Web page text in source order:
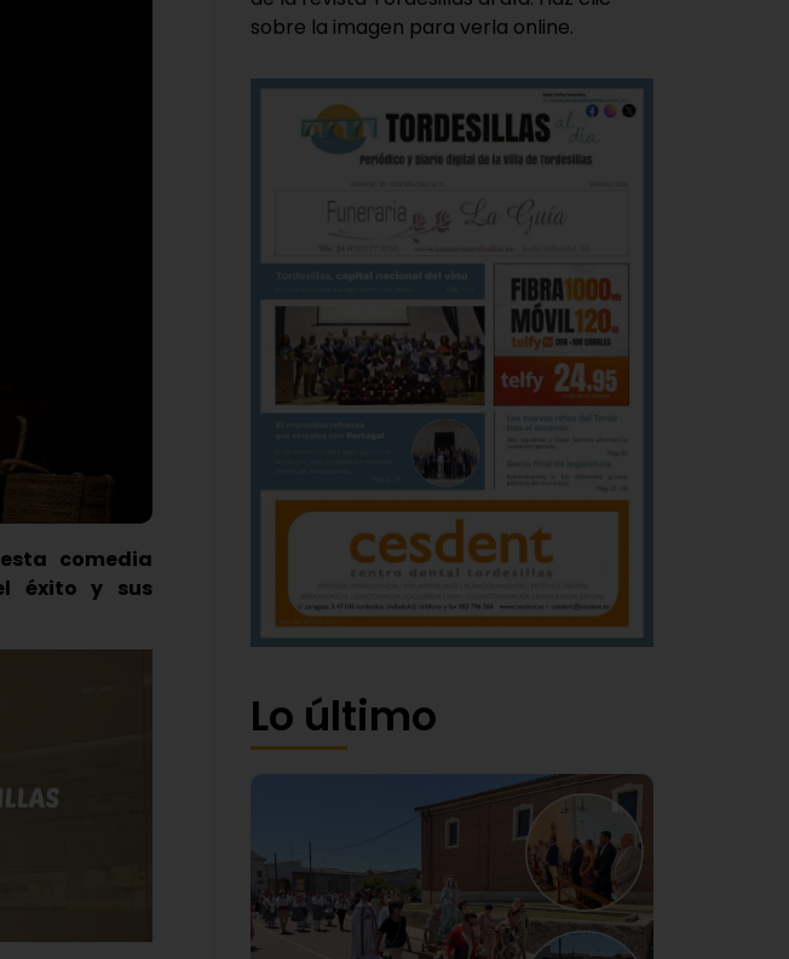
comedia
éxito y sus
sobre la imagen para verla online.
Lo último